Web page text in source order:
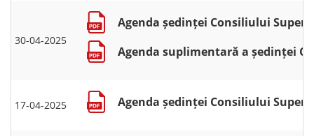
30-04-2025
Agenda ședinței Consiliului
Agenda suplimentară a ședinței
17-04-2025 Agenda ședinței Consiliului